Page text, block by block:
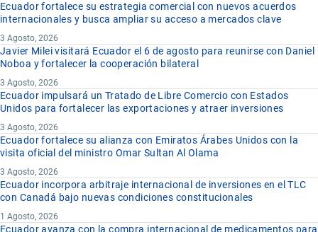
Ecuador fortalece su estrategia comercial con nuevos acuerdos
internacionales y busca ampliar su acceso a mercados clave
3 Agosto, 2026
Javier Milei visitará Ecuador el 6 de agosto para reunirse con Daniel
Noboa y fortalecer la cooperación bilateral
3 Agosto, 2026
Ecuador impulsará un Tratado de Libre Comercio con Estados
Unidos para fortalecer las exportaciones y atraer inversiones
3 Agosto, 2026
Ecuador fortalece su alianza con Emiratos Árabes Unidos con la
visita oficial del ministro Omar Sultan Al Olama
3 Agosto, 2026
Ecuador incorpora arbitraje internacional de inversiones en el TLC
con Canadá bajo nuevas condiciones constitucionales
1 Agosto, 2026
Ecuador avanza con la compra internacional de medicamentos para